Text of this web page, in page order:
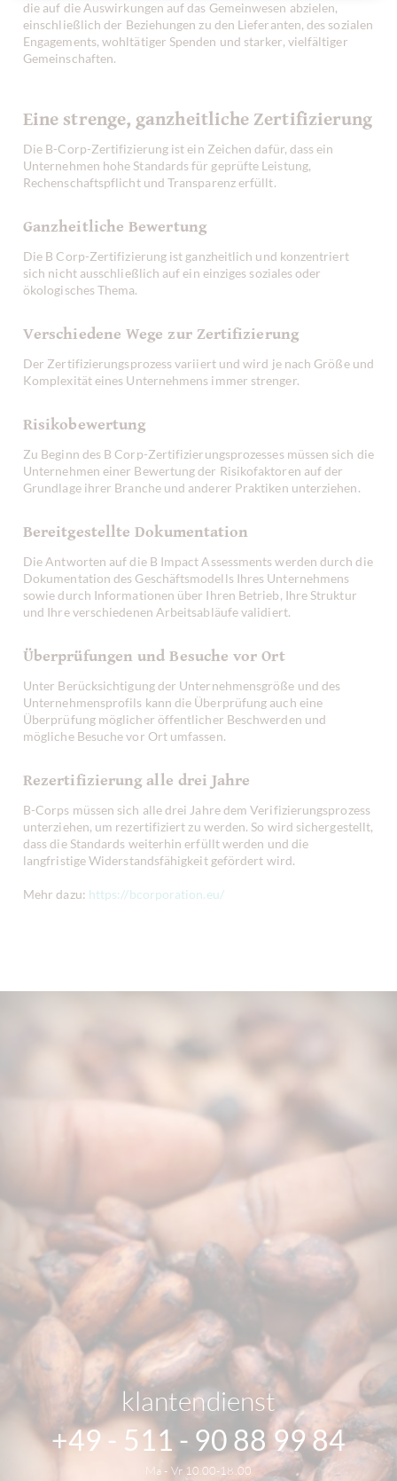
die auf die Auswirkungen auf das Gemeinwesen abzielen,
einschließlich der Beziehungen zu den Lieferanten, des sozialen
Engagements, wohltätiger Spenden und starker, vielfältiger
Gemeinschaften.
Eine strenge, ganzheitliche Zertifizierung
Die B-Corp-Zertifizierung ist ein Zeichen dafür, dass ein
Unternehmen hohe Standards für geprüfte Leistung,
Rechenschaftspflicht und Transparenz erfüllt.
Ganzheitliche Bewertung
Die B Corp-Zertifizierung ist ganzheitlich und konzentriert
sich nicht ausschließlich auf ein einziges soziales oder
ökologisches Thema.
Verschiedene Wege zur Zertifizierung
Der Zertifizierungsprozess variiert und wird je nach Größe und
Komplexität eines Unternehmens immer strenger.
Risikobewertung
Zu Beginn des B Corp-Zertifizierungsprozesses müssen sich die
Unternehmen einer Bewertung der Risikofaktoren auf der
Grundlage ihrer Branche und anderer Praktiken unterziehen.
Bereitgestellte Dokumentation
Die Antworten auf die B Impact Assessments werden durch die
Dokumentation des Geschäftsmodells Ihres Unternehmens
sowie durch Informationen über Ihren Betrieb, Ihre Struktur
und Ihre verschiedenen Arbeitsabläufe validiert.
Überprüfungen und Besuche vor Ort
Unter Berücksichtigung der Unternehmensgröße und des
Unternehmensprofils kann die Überprüfung auch eine
Überprüfung möglicher öffentlicher Beschwerden und
mögliche Besuche vor Ort umfassen.
Rezertifizierung alle drei Jahre
B-Corps müssen sich alle drei Jahre dem Verifizierungsprozess
unterziehen, um rezertifiziert zu werden. So wird sichergestellt,
dass die Standards weiterhin erfüllt werden und die
langfristige Widerstandsfähigkeit gefördert wird.
Mehr dazu: https://bcorporation.eu/
klantendienst
+49 - 511 - 90 88 99 84
Ma - Vr 10.00-18.00